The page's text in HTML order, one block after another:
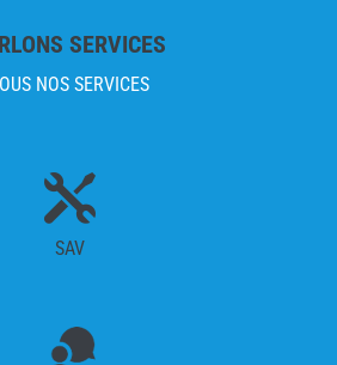
SERVICES
NOS SERVICES

SAV